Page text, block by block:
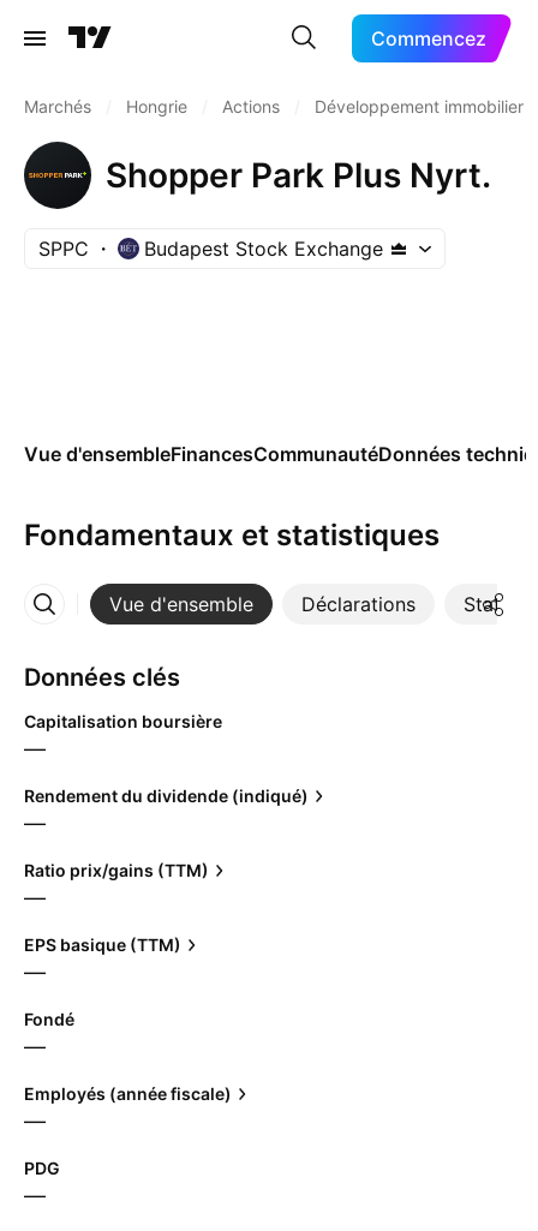
Commencez
Marchés Hongrie Actions Développement immobilier
Shopper Park Plus Nyrt.
SPPC Budapest Stock Exchange
Vue d'ensembleFinancesCommunautéDonnées
Fondamentaux et statistiques
Vue d'ensemble Déclarations
Plus
Données clés
Capitalisation boursière
—
Rendement du dividende (indiqué)
—
Ratio prix/gains (TTM)
—
EPS basique (TTM)
—
Fondé
—
Employés (année fiscale)
—
PDG
—